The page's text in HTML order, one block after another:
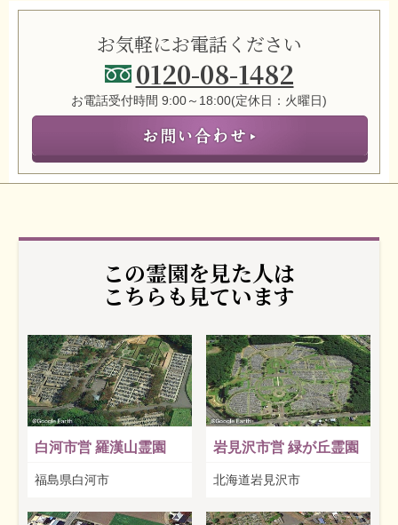
お気軽にお電話ください
0120-08-1482
お電話受付時間 9:00～18:00(定休日：火曜日)
この霊園を見た人は
こちらも見ています
白河市営 羅漢山霊園
福島県白河市
岩見沢市営 緑が丘霊園
北海道岩見沢市